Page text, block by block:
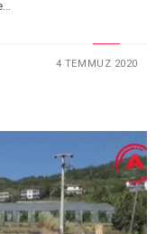
4 TEMMUZ 2020